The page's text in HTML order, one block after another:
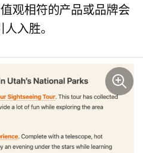
观相符的产品或品牌会
入胜。